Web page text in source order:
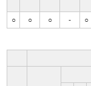
○ ○ ○ - ○